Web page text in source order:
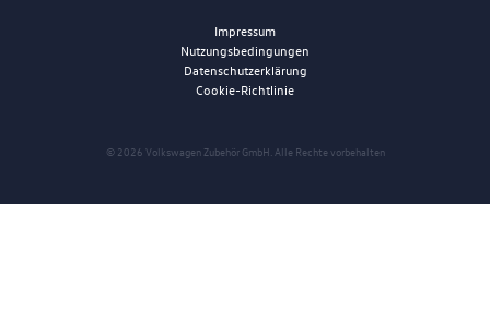
© 2026 Volkswagen Zubehör GmbH. Alle Rechte vorbehalten
Impressum
Nutzungsbedingungen
Datenschutzerklärung
Cookie-Richtlinie